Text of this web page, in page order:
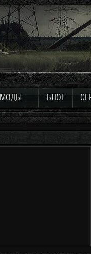
МОДЫ БЛОГ